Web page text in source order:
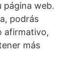
página web.
podrás
afirmativo,
más